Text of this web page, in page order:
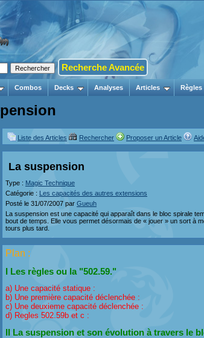
Recherche Avancée
Combos Decks Analyses Articles Règles
Liste des Articles Rechercher Proposer un Article
La suspension
Type : Magic Technique
Catégorie : Les capacités des autres extensions
Posté le 31/07/2007 par Gueuh
La suspension est une capacité qui apparaît dans le bloc spirale
bout de temps. Elle vous permet désormais de « jouer » un sort à
tours plus tard.
Plan :
I Les règles ou la "502.59."
a) Une capacité statique :
b) Une première capacité déclenchée :
c) Une deuxieme capacité déclenchée :
d) Regles 502.59b et c :
II La suspension et son évolution à travers le